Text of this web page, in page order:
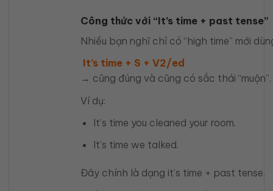
Công thức với “It’s time + past tense”
Nhiều bạn nghĩ chỉ có “high time” mới
It’s time + S + V2/ed
→ cũng đúng và cũng có sắc thái “muộn”.
Ví dụ:
It’s time you cleaned your room.
It’s time we talked.
Đây chính là dạng it’s time + past tense.